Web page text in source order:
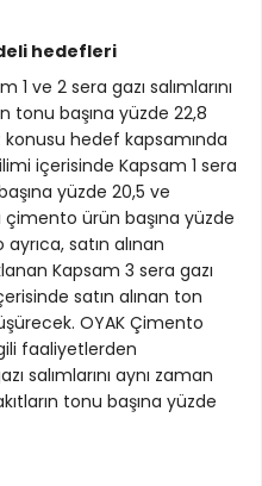
hedefleri
1 ve 2 sera gazı salımlarını
tonu başına yüzde 22,8
hedef kapsamında
içerisinde Kapsam 1 sera
yüzde 20,5 ve
çimento ürün başına yüzde
satın alınan
Kapsam 3 sera gazı
satın alınan ton
OYAK Çimento
faaliyetlerden
salımlarını aynı zaman
tonu başına yüzde